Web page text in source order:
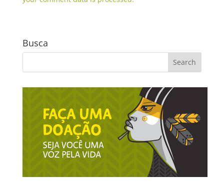
Busca